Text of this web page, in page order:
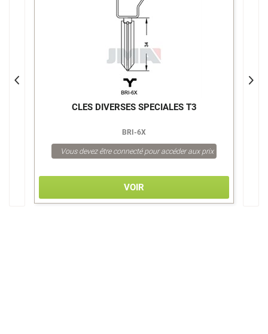
CLES DIVERSES SPECIALES T3
BRI-6X
Vous devez être connecté pour accéder aux prix
VOIR